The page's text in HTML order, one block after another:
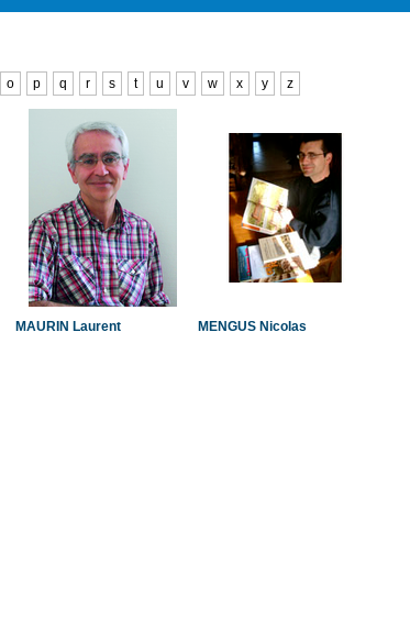
o p q r s t u v w x y z
MAURIN Laurent MENGUS Nicolas